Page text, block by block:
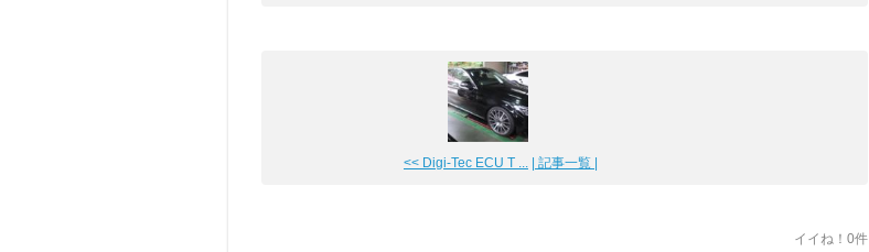
<< Digi-Tec ECU T ... | 記事一覧 |
イイね！0件